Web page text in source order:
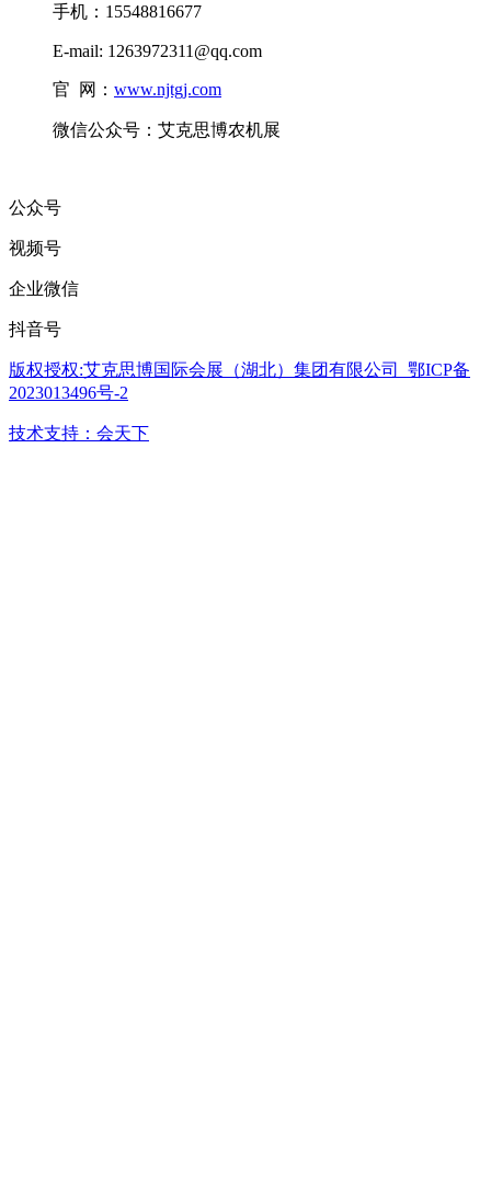
手机：15548816677
E-mail: 1263972311@qq.com
官 网： www.njtgj.com
微信公众号：艾克思博农机展
公众号
视频号
企业微信
抖音号
版权授权:艾克思博国际会展（湖北）集团有限公司 鄂ICP备
2023013496号-2
技术支持：会天下